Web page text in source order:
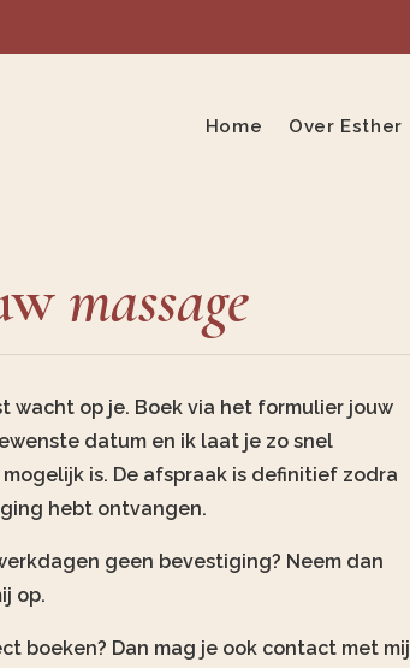
Home Over Esther
massage
wacht op je. Boek via het formulier jouw
datum en ik laat je zo snel
is. De afspraak is definitief zodra
hebt ontvangen.
geen bevestiging? Neem dan
op.
boeken? Dan mag je ook contact met mij